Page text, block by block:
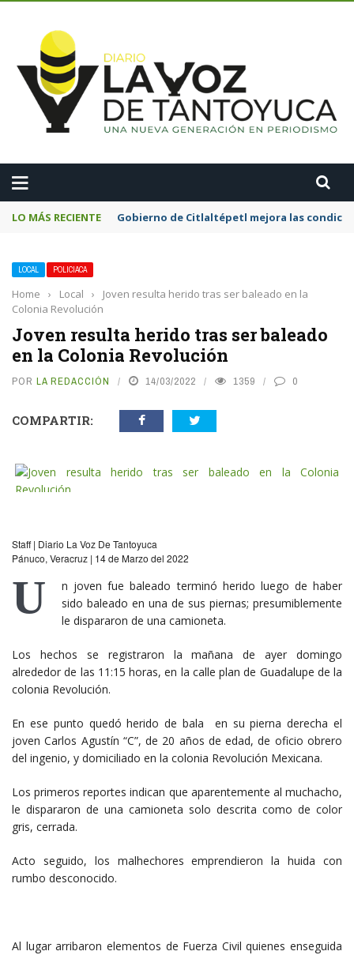
LO MÁS RECIENTE Gobierno de Citlaltépetl mejora las
LOCAL POLICIACA
Home › Local ›
Joven resulta herido tras ser baleado en la
Colonia Revolución
Joven resulta herido tras ser baleado
en la Colonia Revolución
POR LA REDACCIÓN 14/03/2022 1359 0
COMPARTIR:
Staff | Diario La Voz De Tantoyuca
Pánuco, Veracruz | 14 de Marzo del 2022
U
n joven fue baleado terminó herido luego de haber
sido baleado en una de sus piernas; presumiblemente
le dispararon de una camioneta.
Los hechos se registraron la mañana de ayer domingo
alrededor de las 11:15 horas, en la calle plan de Guadalupe de la
colonia Revolución.
En ese punto quedó herido de bala en su pierna derecha el
joven Carlos Agustín “C”, de 20 años de edad, de oficio obrero
del ingenio, y domiciliado en la colonia Revolución Mexicana.
Los primeros reportes indican que aparentemente al muchacho,
le dispararon de una camioneta solo descrita como de color
gris, cerrada.
Acto seguido, los malhechores emprendieron la huida con
rumbo desconocido.
Al lugar arribaron elementos de Fuerza Civil quienes enseguida